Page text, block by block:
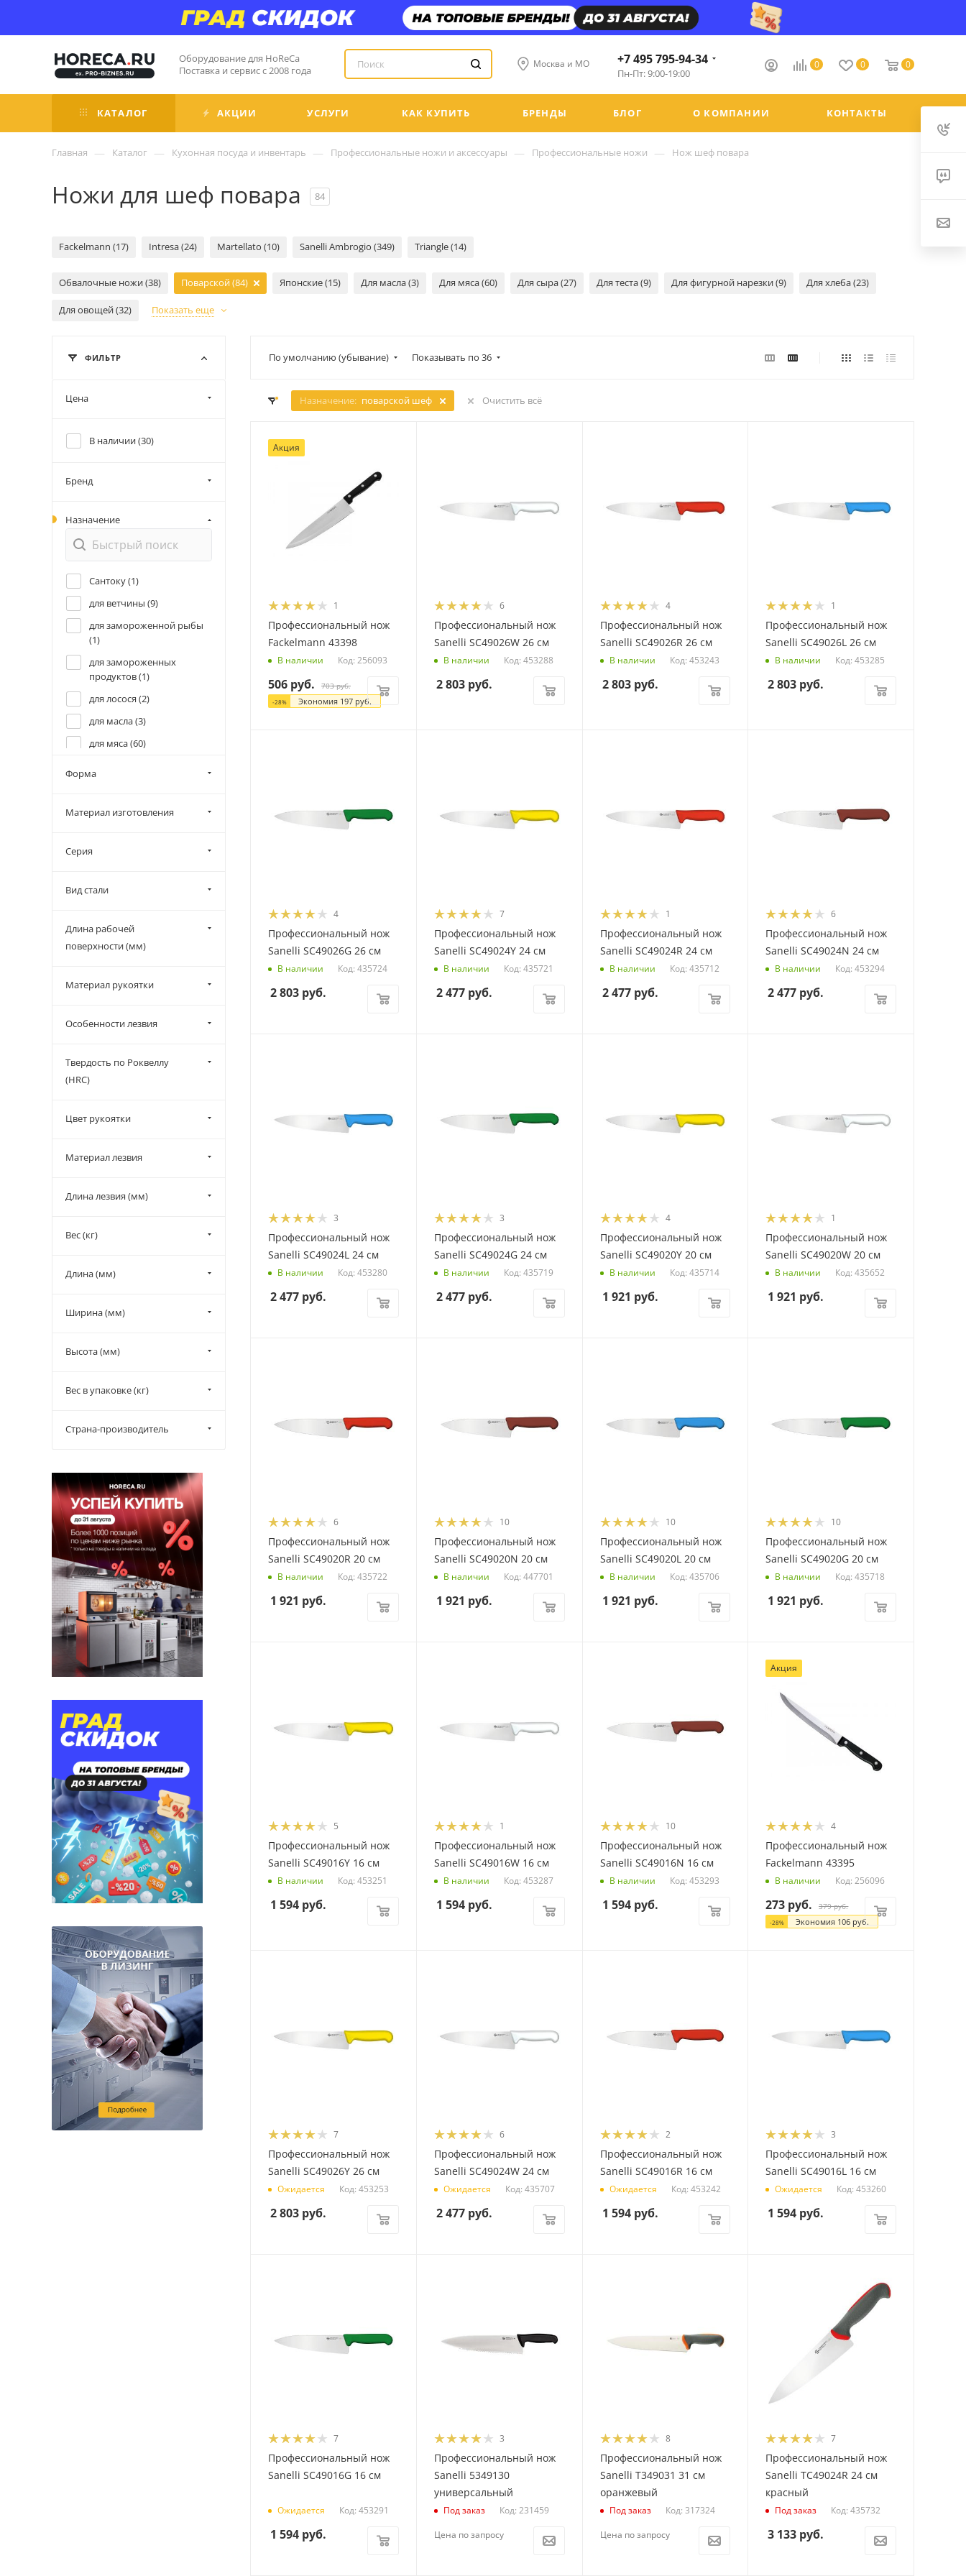
Оборудование для HoReCa
Поставка и сервис с 2008 года
Москва и МО 0 0 0
+7 495 795-94-34
Пн-Пт: 9:00-19:00
КАТАЛОГ АКЦИИ УСЛУГИ КАК КУПИТЬ БРЕНДЫ БЛОГ О КОМПАНИИ КОНТАКТЫ
Главная — Каталог — Кухонная посуда и инвентарь — Профессиональные ножи и аксессуары — Профессиональные ножи — Нож шеф повара
Ножи для шеф повара 84
Fackelmann (17) Intresa (24) Martellato (10) Sanelli Ambrogio (349) Triangle (14)
Обвалочные ножи (38) Поварской (84) Японские (15) Для масла (3) Для мяса (60) Для сыра (27) Для теста (9) Для фигурной нарезки (9) Для хлеба (23)
Для овощей (32) Показать еще
По умолчанию (убывание) Показывать по 36
Назначение: поварской шеф Очистить всё
Акция
1
Профессиональный нож
Fackelmann 43398
В наличии Код: 256093
506 руб. 703руб.
-28% Экономия 197 руб.
6
Профессиональный нож
Sanelli SC49026W 26 см
В наличии Код: 453288
2 803руб.
4
Профессиональный нож
Sanelli SC49026R 26 см
В наличии Код: 453243
2 803руб.
1
Профессиональный нож
Sanelli SC49026L 26 см
В наличии Код: 453285
2 803 руб.
4
Профессиональный нож
Sanelli SC49026G 26 см
В наличии Код: 435724
2 803 руб.
7
Профессиональный нож
Sanelli SC49024Y 24 см
В наличии Код: 435721
2 477руб.
1
Профессиональный нож
Sanelli SC49024R 24 см
В наличии Код: 435712
2 477руб.
6
Профессиональный нож
Sanelli SC49024N 24 см
В наличии Код: 453294
2 477 руб.
3
Профессиональный нож
Sanelli SC49024L 24 см
В наличии Код: 453280
2 477 руб.
3
Профессиональный нож
Sanelli SC49024G 24 см
В наличии Код: 435719
2 477руб.
4
Профессиональный нож
Sanelli SC49020Y 20 см
В наличии Код: 435714
1 921 руб.
1
Профессиональный нож
Sanelli SC49020W 20 см
В наличии Код: 435652
1 921 руб.
6
Профессиональный нож
Sanelli SC49020R 20 см
В наличии Код: 435722
1 921 руб.
10
Профессиональный нож
Sanelli SC49020N 20 см
В наличии Код: 447701
1 921 руб.
10
Профессиональный нож
Sanelli SC49020L 20 см
В наличии Код: 435706
1 921 руб.
10
Профессиональный нож
Sanelli SC49020G 20 см
В наличии Код: 435718
1 921 руб.
5
Профессиональный нож
Sanelli SC49016Y 16 см
В наличии Код: 453251
1 594 руб.
1
Профессиональный нож
Sanelli SC49016W 16 см
В наличии Код: 453287
1 594руб.
10
Профессиональный нож
Sanelli SC49016N 16 см
В наличии Код: 453293
1 594руб.
Акция
4
Профессиональный нож
Fackelmann 43395
В наличии Код: 256096
273 руб. 379руб.
-28% Экономия 106 руб.
7
Профессиональный нож
Sanelli SC49026Y 26 см
Ожидается Код: 453253
2 803 руб.
6
Профессиональный нож
Sanelli SC49024W 24 см
Ожидается Код: 435707
2 477руб.
2
Профессиональный нож
Sanelli SC49016R 16 см
Ожидается Код: 453242
1 594руб.
3
Профессиональный нож
Sanelli SC49016L 16 см
Ожидается Код: 453260
1 594 руб.
7
Профессиональный нож
Sanelli SC49016G 16 см
Ожидается Код: 453291
1 594 руб.
3
Профессиональный нож
Sanelli 5349130
универсальный
Под заказ Код: 231459
Цена по запросу
8
Профессиональный нож
Sanelli T349031 31 см
оранжевый
Под заказ Код: 317324
Цена по запросу
7
Профессиональный нож
Sanelli TC49024R 24 см
красный
Под заказ Код: 435732
3 133 руб.
ФИЛЬТР
Цена
В наличии (30)
Бренд
Назначение
Сантоку (1)
для ветчины (9)
для замороженной рыбы
(1)
для замороженных
продуктов (1)
для лосося (2)
для масла (3)
для мяса (60)
для овощей (32)
для пармезана (
для сыра и масла (
для теста (9)
для устриц (2)
для хлеба (
для шаурмы (
кухонный (7)
поварской шеф (
универсальный (
шпиговочный (
Форма
Материал изготовления
Серия
Вид стали
Длина рабочей
поверхности (мм)
Материал рукоятки
Особенности лезвия
Твердость по Роквеллу
(HRС)
Цвет рукоятки
Материал лезвия
Длина лезвия (мм)
Вес (кг)
Длина (мм)
Ширина (мм)
Высота (мм)
Вес в упаковке (кг)
Страна-производитель